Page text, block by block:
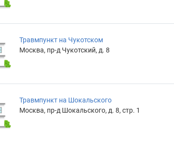
Травмпункт на Чукотском
Москва, пр-д Чукотский, д. 8
Травмпункт на Шокальского
Москва, пр-д Шокальского, д. 8, стр. 1